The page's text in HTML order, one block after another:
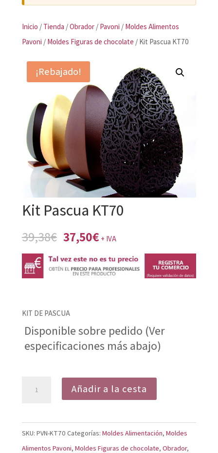
Inicio / Tienda /Obrador/ Pavoni / Moldes Alimentos
Pavoni / Moldes Figuras de chocolate / Kit Pascua KT70
¡Rebajado!
Kit Pascua KT70
39,38€ El
original
era:
37,50€El
actual
es:
+ IVA
KIT DE PASCUA
Disponible sobre pedido (Ver
especificaciones más abajo)
Añadir a la cesta
SKU: PVN-KT70 Categorías: Moldes Alimentación, Moldes
Alimentos Pavoni, Moldes Figuras de chocolate, Obrador,